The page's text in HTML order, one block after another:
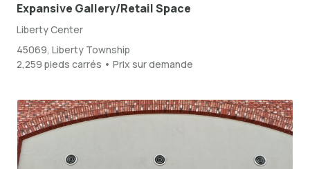
Expansive Gallery/Retail Space
Liberty Center
45069, Liberty Township
2,259 pieds carrés • Prix sur demande